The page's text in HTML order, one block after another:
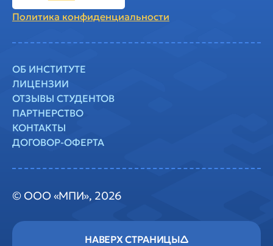
Политика конфиденциальности
© ООО «МПИ», 2026
ОБ ИНСТИТУТЕ
ЛИЦЕНЗИИ
ОТЗЫВЫ СТУДЕНТОВ
ПАРТНЕРСТВО
КОНТАКТЫ
ДОГОВОР-ОФЕРТА